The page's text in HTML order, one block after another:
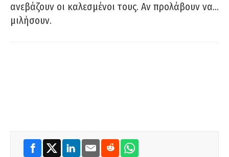
ανεβάζουν οι καλεσμένοι τους. Αν προλάβουν να…
μιλήσουν.